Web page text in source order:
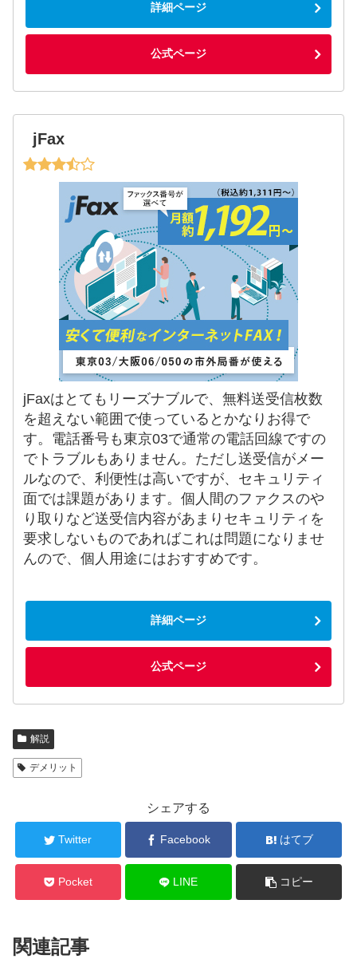
詳細ページ
公式ページ
jFax
jFaxはとてもリーズナブルで、無料送受信枚数
を超えない範囲で使っているとかなりお得で
す。電話番号も東京03で通常の電話回線ですの
でトラブルもありません。ただし送受信がメー
ルなので、利便性は高いですが、セキュリティ
面では課題があります。個人間のファクスのや
り取りなど送受信内容があまりセキュリティを
要求しないものであればこれは問題になりませ
んので、個人用途にはおすすめです。
詳細ページ
公式ページ
解説
デメリット
シェアする
Twitter Facebook はてブ
Pocket LINE コピー
関連記事